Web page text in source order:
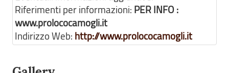
Riferimenti per informazioni: PER INFO :
www.prolococamogli.it
Indirizzo Web: http://www.prolococamogli.it